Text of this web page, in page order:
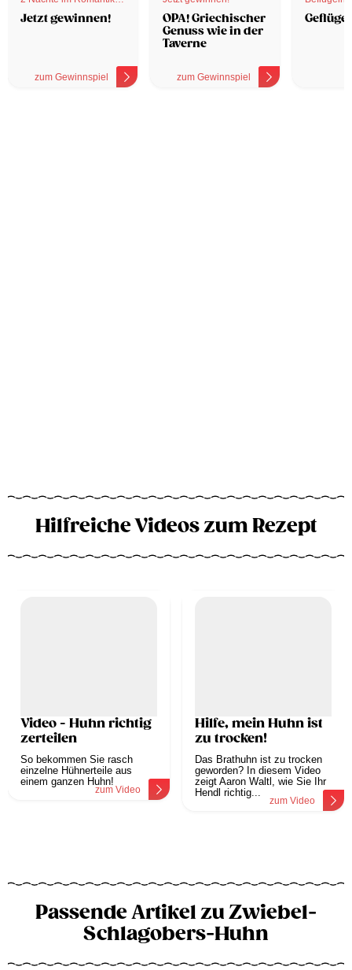
Hotel
Jetzt gewinnen!
zum Gewinnspiel
OPA! Griechischer
Genuss wie in der
Taverne
zum Gewinnspiel
Hilfreiche Videos zum Rezept
Video - Huhn richtig
zerteilen
So bekommen Sie rasch
einzelne Hühnerteile aus
einem ganzen Huhn!
zum Video
Hilfe, mein Huhn ist
zu trocken!
Das Brathuhn ist zu trocken
geworden? In diesem Video
zeigt Aaron Waltl, wie Sie Ihr
Hendl richtig...
zum Video
Passende Artikel zu Zwiebel-
Schlagobers-Huhn